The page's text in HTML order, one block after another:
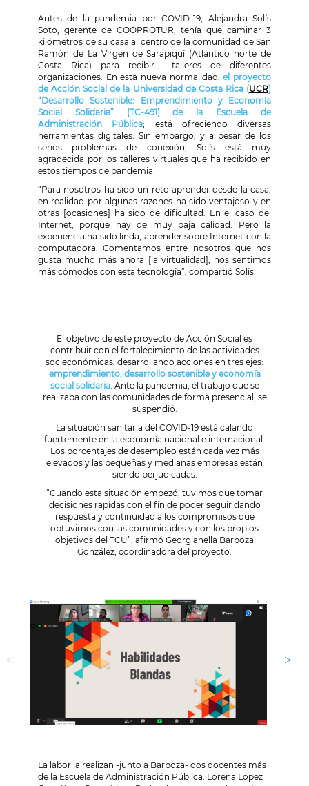
Antes de la pandemia por COVID-19, Alejandra Solís
Soto, gerente de COOPROTUR, tenía que caminar 3
kilómetros de su casa al centro de la comunidad de San
Ramón de La Virgen de Sarapiquí (Atlántico norte de
Costa Rica) para recibir
talleres de diferentes
organizaciones. En esta nueva normalidad,el proyecto
de Acción Social de la Universidad de Costa Rica (UCR)
“Desarrollo Sostenible: Emprendimiento y Economía
Social Solidaria” (TC-491) de la Escuela de
Administración Pública; está ofreciendo diversas
herramientas digitales. Sin embargo, y a pesar de los
serios problemas de conexión; Solís está muy
agradecida por los talleres virtuales que ha recibido en
estos tiempos de pandemia.
“Para nosotros ha sido un reto aprender desde la casa,
en realidad por algunas razones ha sido ventajoso y en
otras [ocasiones] ha sido de dificultad. En el caso del
Internet, porque hay de muy baja calidad. Pero la
experiencia ha sido linda, aprender sobre Internet con la
computadora. Comentamos entre nosotros que nos
gusta mucho más ahora [la virtualidad]; nos sentimos
más cómodos con esta tecnología”, compartió Solís.
El objetivo de este proyecto de Acción Social es
contribuir con el fortalecimiento de las actividades
socieconómicas, desarrollando acciones en tres ejes:
emprendimiento, desarrollo sostenible y economía
social solidaria. Ante la pandemia, el trabajo que se
realizaba con las comunidades de forma presencial, se
suspendió.
La situación sanitaria del COVID-19 está calando
fuertemente en la economía nacional e internacional.
Los porcentajes de desempleo están cada vez más
elevados y las pequeñas y medianas empresas están
siendo perjudicadas.
“Cuando esta situación empezó, tuvimos que tomar
decisiones rápidas con el fin de poder seguir dando
respuesta y continuidad a los compromisos que
obtuvimos con las comunidades y con los propios
objetivos del TCU”, afirmó Georgianella Barboza
González, coordinadora del proyecto.
La labor la realizan -junto a Barboza- dos docentes más
de la Escuela de Administración Pública: Lorena López